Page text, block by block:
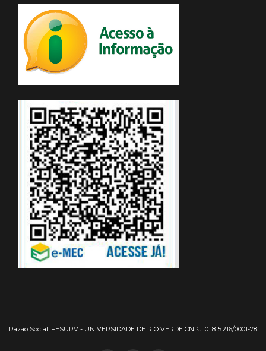
Razão Social: FESURV - UNIVERSIDADE DE RIO VERDE CNPJ: 01.815.216/0001-78